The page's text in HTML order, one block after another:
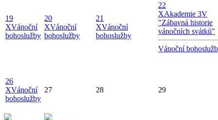
19
XVánoční
bohoslužby
20
XVánoční
bohoslužby
21
XVánoční
bohoslužby
22
XAkademie 3V
"Zábavná historie
vánočních svátků"
Vánoční
26
XVánoční
bohoslužby
27 28 29